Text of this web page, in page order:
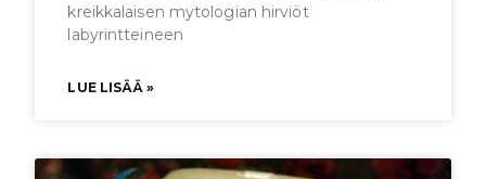
kreikkalaisen mytologian hirviöt
labyrintteineen
LUE LISÄÄ »